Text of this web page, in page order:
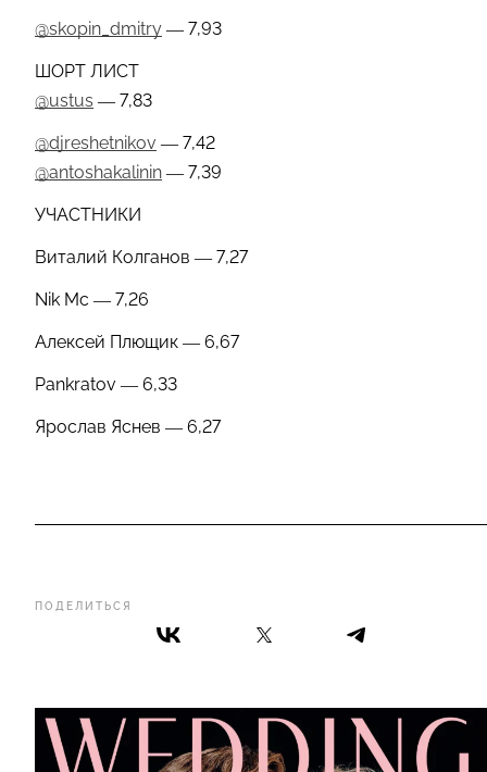
ПОДЕЛИТЬСЯ
@skopin_dmitry — 7,93
ШОРТ ЛИСТ
@ustus — 7,83
@djreshetnikov — 7,42
@antoshakalinin — 7,39
УЧАСТНИКИ
Виталий Колганов — 7,27
Nik Mc — 7,26
Алексей Плющик — 6,67
Pankratov — 6,33
Ярослав Яснев — 6,27